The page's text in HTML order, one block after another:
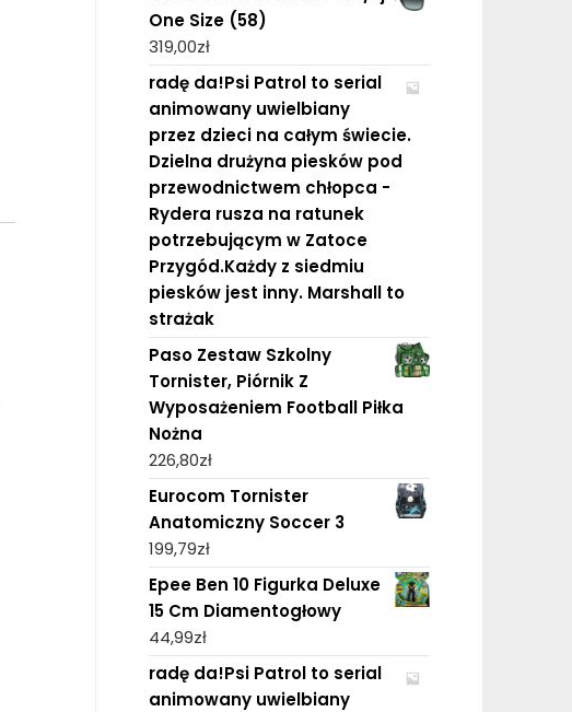
One Size (58)
319,00zł
radę da!Psi Patrol to serial
animowany uwielbiany
przez dzieci na całym świecie.
Dzielna drużyna piesków pod
przewodnictwem chłopca -
Rydera rusza na ratunek
potrzebującym w Zatoce
Przygód.Każdy z siedmiu
piesków jest inny. Marshall to
strażak
Paso Zestaw Szkolny
Tornister, Piórnik Z
Wyposażeniem Football Piłka
Nożna
226,80zł
Eurocom Tornister
Anatomiczny Soccer 3
199,79zł
Epee Ben 10 Figurka Deluxe
15 Cm Diamentogłowy
44,99zł
radę da!Psi Patrol to serial
animowany uwielbiany